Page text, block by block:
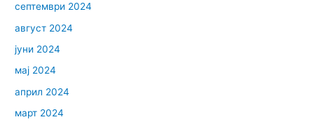
септември 2024
август 2024
јуни 2024
мај 2024
април 2024
март 2024